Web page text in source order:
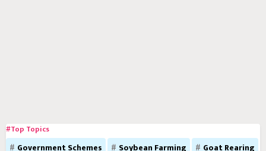
#Top Topics
Government Schemes Soybean Farming
Goat Rearing